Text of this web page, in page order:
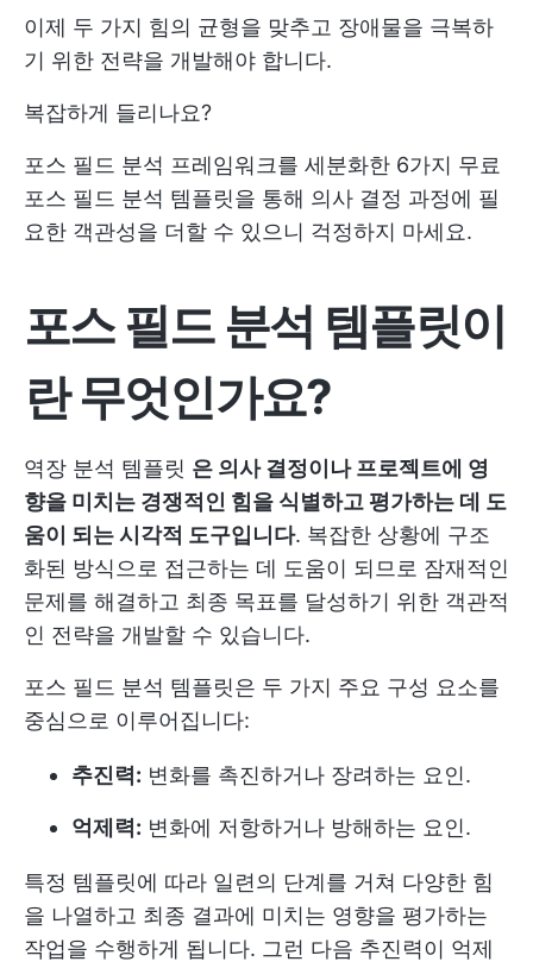
이제 두 가지 힘의 균형을 맞추고 장애물을 극복하
기 위한 전략을 개발해야 합니다.
복잡하게 들리나요?
포스 필드 분석 프레임워크를 세분화한 6가지 무료
포스 필드 분석 템플릿을 통해 의사 결정 과정에 필
요한 객관성을 더할 수 있으니 걱정하지 마세요.
포스 필드 분석 템플릿이
란 무엇인가요?
역장 분석 템플릿 은 의사 결정이나 프로젝트에 영
향을 미치는 경쟁적인 힘을 식별하고 평가하는 데 도
움이 되는 시각적 도구입니다. 복잡한 상황에 구조
화된 방식으로 접근하는 데 도움이 되므로 잠재적인
문제를 해결하고 최종 목표를 달성하기 위한 객관적
인 전략을 개발할 수 있습니다.
포스 필드 분석 템플릿은 두 가지 주요 구성 요소를
중심으로 이루어집니다:
추진력: 변화를 촉진하거나 장려하는 요인.
억제력: 변화에 저항하거나 방해하는 요인.
특정 템플릿에 따라 일련의 단계를 거쳐 다양한 힘
을 나열하고 최종 결과에 미치는 영향을 평가하는
작업을 수행하게 됩니다. 그런 다음 추진력이 억제